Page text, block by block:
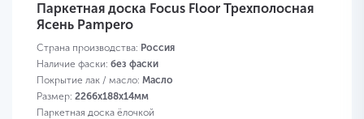
Паркетная доска Focus Floor Трехполосная
Ясень Pampero
Страна производства: Россия
Наличие фаски: без фаски
Покрытие лак / масло: Масло
Размер: 2266х188х14мм
Паркетная доска ёлочкой